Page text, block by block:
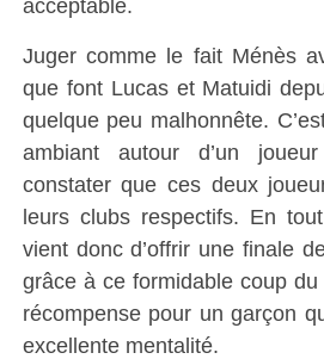
acceptable.
Juger comme le fait Ménès
que font Lucas et Matuidi
quelque peu malhonnête.
ambiant autour d’un
constater que ces deux
leurs clubs respectifs. En
vient donc d’offrir une finale
grâce à ce formidable coup
récompense pour un garçon
excellente mentalité.